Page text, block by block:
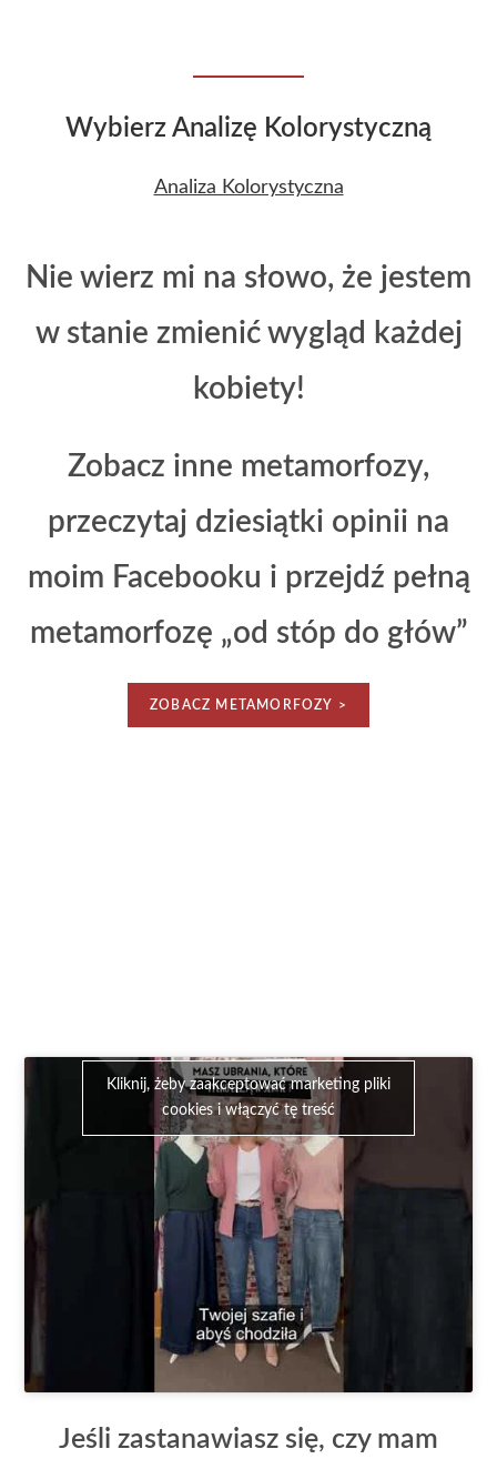
Wybierz Analizę Kolorystyczną
Analiza Kolorystyczna
Nie wierz mi na słowo, że jestem
w stanie zmienić wygląd każdej
kobiety!
Zobacz inne metamorfozy,
przeczytaj dziesiątki opinii na
moim Facebooku i przejdź pełną
metamorfozę „od stóp do głów”
ZOBACZ METAMORFOZY >
Kliknij, żeby zaakceptować marketing pliki
cookies i włączyć tę treść
Jeśli zastanawiasz się, czy mam